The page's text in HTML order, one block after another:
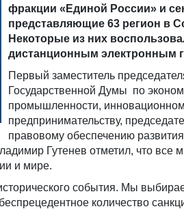
фракции «Единой России» и
представляющие 63 регион в
Некоторые из них
дистанционным электронным
Первый заместитель
Государственной Думы по
промышленности,
предпринимательству,
правовому обеспечению
Гутенев отметил, что все
и мире.
события. Мы
количество